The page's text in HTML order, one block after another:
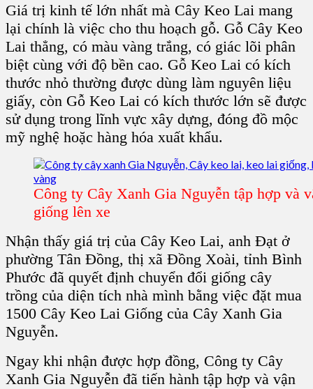
Giá trị kinh tế lớn nhất mà Cây Keo Lai mang
lại chính là việc cho thu hoạch gỗ. Gỗ Cây Keo
Lai thẳng, có màu vàng trắng, có giác lõi phân
biệt cùng với độ bền cao. Gỗ Keo Lai có kích
thước nhỏ thường được dùng làm nguyên liệu
giấy, còn Gỗ Keo Lai có kích thước lớn sẽ được
sử dụng trong lĩnh vực xây dựng, đóng đồ mộc
mỹ nghệ hoặc hàng hóa xuất khẩu.
Công ty Cây Xanh Gia Nguyễn tập hợp và
giống lên xe
Nhận thấy giá trị của Cây Keo Lai, anh Đạt ở
phường Tân Đồng, thị xã Đồng Xoài, tỉnh Bình
Phước đã quyết định chuyển đổi giống cây
trồng của diện tích nhà mình bằng việc đặt mua
1500 Cây Keo Lai Giống của Cây Xanh Gia
Nguyễn.
Ngay khi nhận được hợp đồng, Công ty Cây
Xanh Gia Nguyễn đã tiến hành tập hợp và vận